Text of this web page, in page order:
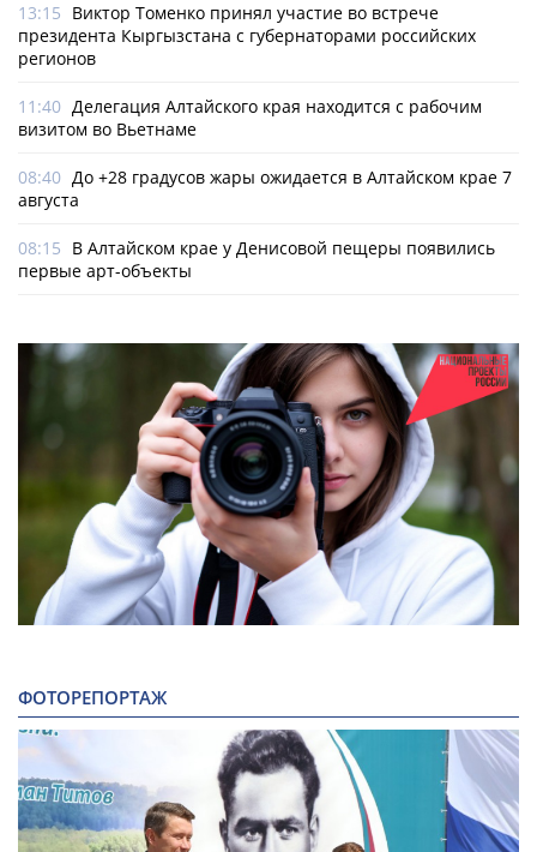
13:15 Виктор Томенко принял участие во встрече
президента Кыргызстана с губернаторами российских
регионов
11:40 Делегация Алтайского края находится с рабочим
визитом во Вьетнаме
08:40 До +28 градусов жары ожидается в Алтайском крае 7
августа
08:15 В Алтайском крае у Денисовой пещеры появились
первые арт-объекты
ФОТОРЕПОРТАЖ